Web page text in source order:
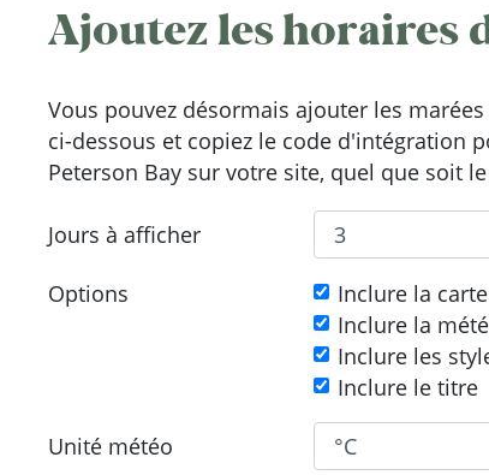
Ajoutez les horaires
Vous pouvez désormais ajouter les
ci-dessous et copiez le code d'intégration
Peterson Bay sur votre site, quel que soit
Jours à afficher
Options
Inclure la carte
Inclure la
Inclure les
Inclure le titre
Unité météo